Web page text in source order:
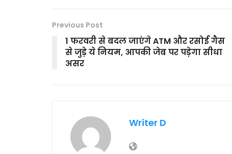
Previous Post
1 फरवरी से बदल जाएंगे ATM और रसोई गैस
से जुड़े ये नियम, आपकी जेब पर पड़ेगा सीधा
असर
Writer D